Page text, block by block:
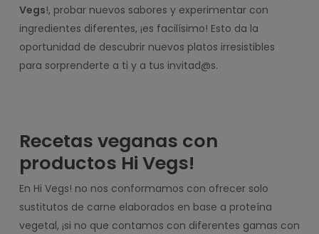
Vegs!, probar nuevos sabores y experimentar con
ingredientes diferentes, ¡es facilísimo! Esto da la
oportunidad de descubrir nuevos platos irresistibles
para sorprenderte a ti y a tus invitad@s.
Recetas veganas con
productos Hi Vegs!
En Hi Vegs! no nos conformamos con ofrecer solo
sustitutos de carne elaborados en base a proteína
vegetal, ¡si no que contamos con diferentes gamas con